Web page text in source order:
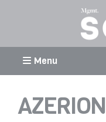
Menu
AZERION